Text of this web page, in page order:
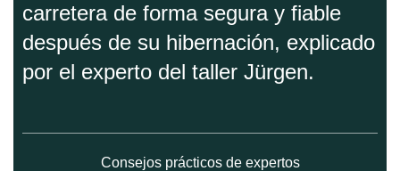
carretera de forma segura y fiable
después de su hibernación, explicado
por el experto del taller Jürgen.
Consejos prácticos de expertos